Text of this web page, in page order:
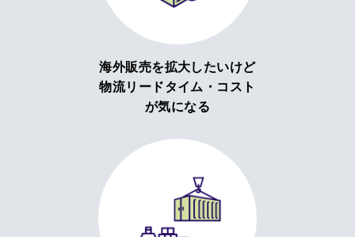
海外販売を拡大したいけど
物流リードタイム・コスト
が気になる